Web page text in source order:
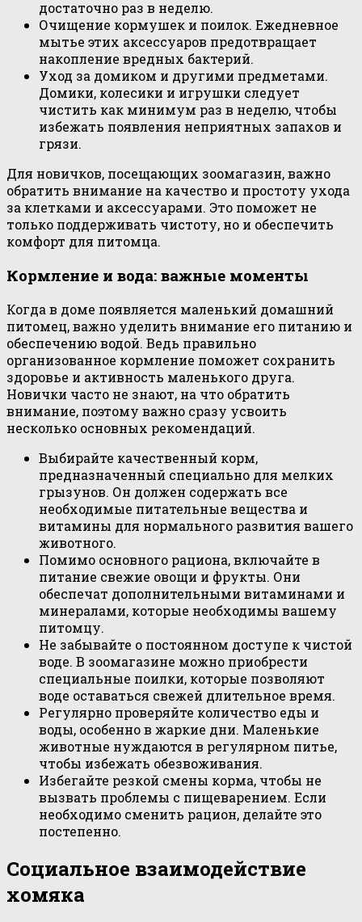
достаточно раз в неделю.
Очищение кормушек и поилок. Ежедневное
мытье этих аксессуаров предотвращает
накопление вредных бактерий.
Уход за домиком и другими предметами.
Домики, колесики и игрушки следует
чистить как минимум раз в неделю, чтобы
избежать появления неприятных запахов и
грязи.
Для новичков, посещающих зоомагазин, важно
обратить внимание на качество и простоту ухода
за клетками и аксессуарами. Это поможет не
только поддерживать чистоту, но и обеспечить
комфорт для питомца.
Кормление и вода: важные моменты
Когда в доме появляется маленький домашний
питомец, важно уделить внимание его питанию и
обеспечению водой. Ведь правильно
организованное кормление поможет сохранить
здоровье и активность маленького друга.
Новички часто не знают, на что обратить
внимание, поэтому важно сразу усвоить
несколько основных рекомендаций.
Выбирайте качественный корм,
предназначенный специально для мелких
грызунов. Он должен содержать все
необходимые питательные вещества и
витамины для нормального развития вашего
животного.
Помимо основного рациона, включайте в
питание свежие овощи и фрукты. Они
обеспечат дополнительными витаминами и
минералами, которые необходимы вашему
питомцу.
Не забывайте о постоянном доступе к чистой
воде. В зоомагазине можно приобрести
специальные поилки, которые позволяют
воде оставаться свежей длительное время.
Регулярно проверяйте количество еды и
воды, особенно в жаркие дни. Маленькие
животные нуждаются в регулярном питье,
чтобы избежать обезвоживания.
Избегайте резкой смены корма, чтобы не
вызвать проблемы с пищеварением. Если
необходимо сменить рацион, делайте это
постепенно.
Социальное взаимодействие
хомяка